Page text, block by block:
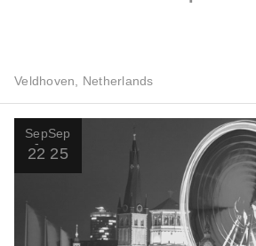
Veldhoven, Netherlands
Sep
22
Sep
25